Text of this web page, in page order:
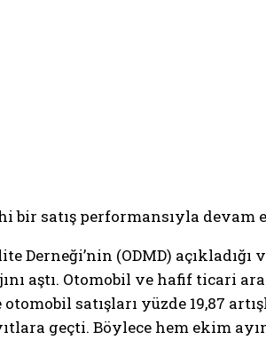
bir satış performansıyla devam
Derneği’nin (ODMD)
aştı. Otomobil ve hafif ticari
otomobil satışları yüzde 19,87
geçti. Böylece hem ekim